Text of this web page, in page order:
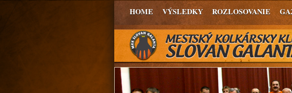
HOME VÝSLEDKY ROZLOSOVANIE